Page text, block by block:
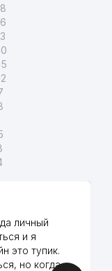
800 м
личный
и я
это тупик.
но когда